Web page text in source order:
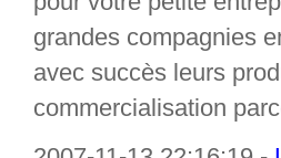
grandes compagnies
avec succès leurs
commercialisation